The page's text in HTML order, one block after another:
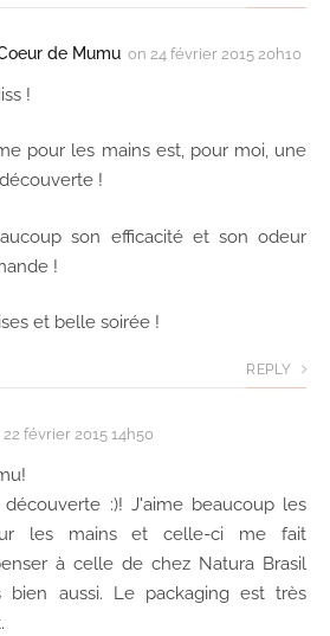
de Mumu on 24 février 2015 20h10
!
pour les mains est, pour moi, une
!
son efficacité et son odeur
!
et belle soirée !
REPLY
22 février 2015 14h50
découverte :)! J'aime beaucoup les
les mains et celle-ci me fait
à celle de chez Natura Brasil
bien aussi. Le packaging est très